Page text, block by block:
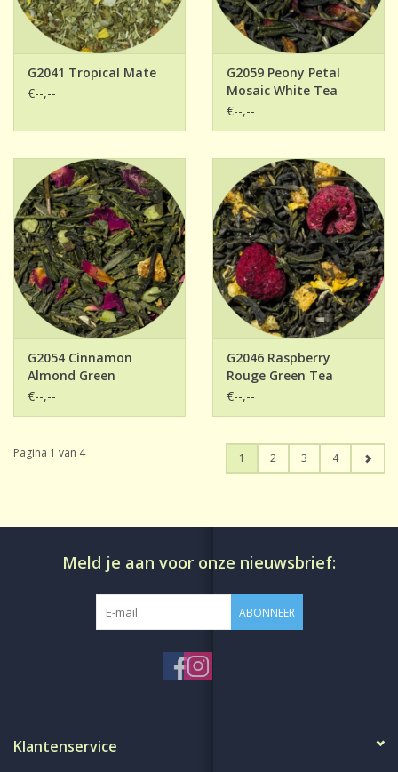
G2041 Tropical Mate
€--,--
G2059 Peony Petal
Mosaic White Tea
€--,--
G2054 Cinnamon
Almond Green
€--,--
G2046 Raspberry
Rouge Green Tea
€--,--
Pagina 1 van 4 1 2 3 4
Meld je aan voor onze nieuwsbrief:
ABONNEER
Klantenservice